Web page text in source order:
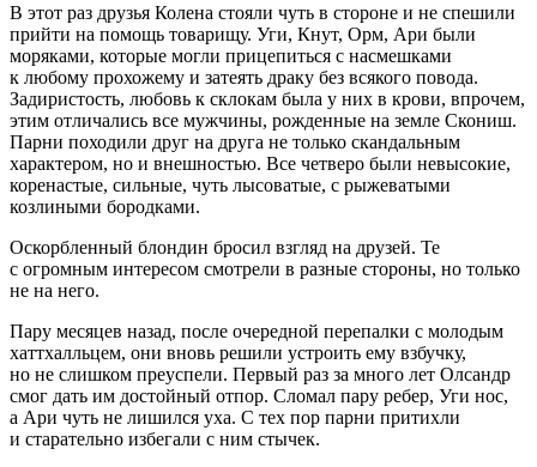
В этот раз друзья Колена стояли чуть в стороне и не спешили
прийти на помощь товарищу. Уги, Кнут, Орм, Ари были
моряками, которые могли прицепиться с насмешками
к любому прохожему и затеять драку без всякого повода.
Задиристость, любовь к склокам была у них в крови, впрочем,
этим отличались все мужчины, рожденные на земле Скониш.
Парни походили друг на друга не только скандальным
характером, но и внешностью. Все четверо были невысокие,
коренастые, сильные, чуть лысоватые, с рыжеватыми
козлиными бородками.
Оскорбленный блондин бросил взгляд на друзей. Те
с огромным интересом смотрели в разные стороны, но только
не на него.
Пару месяцев назад, после очередной перепалки с молодым
хаттхалльцем, они вновь решили устроить ему взбучку,
но не слишком преуспели. Первый раз за много лет Олсандр
смог дать им достойный отпор. Сломал пару ребер, Уги нос,
а Ари чуть не лишился уха. С тех пор парни притихли
и старательно избегали с ним стычек.